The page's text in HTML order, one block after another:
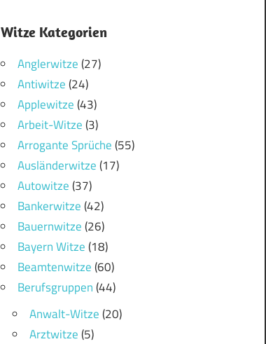
Witze Kategorien
Anglerwitze(27)
Antiwitze(24)
Applewitze(43)
Arbeit-Witze(3)
Arrogante Sprüche(55)
Ausländerwitze(17)
Autowitze(37)
Bankerwitze(42)
Bauernwitze(26)
Bayern Witze(18)
Beamtenwitze(60)
Berufsgruppen(44)
Anwalt-Witze(20)
Arztwitze(5)